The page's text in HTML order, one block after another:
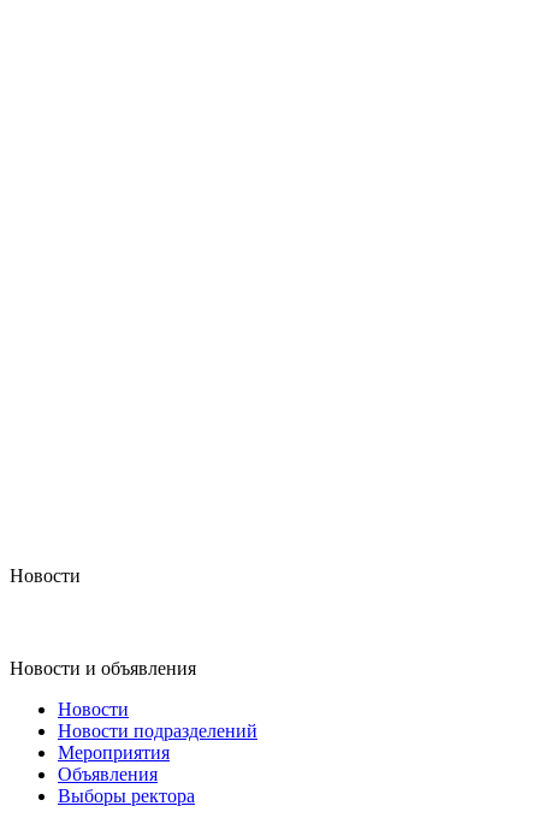
Новости
Новости и объявления
Новости
Новости подразделений
Мероприятия
Объявления
Выборы ректора